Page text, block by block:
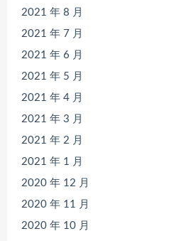
2021 年 8 月
2021 年 7 月
2021 年 6 月
2021 年 5 月
2021 年 4 月
2021 年 3 月
2021 年 2 月
2021 年 1 月
2020 年 12 月
2020 年 11 月
2020 年 10 月